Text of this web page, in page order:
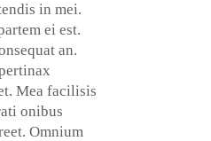
in mei.
ei est.
an.
Mea facilisis
onibus
Omnium